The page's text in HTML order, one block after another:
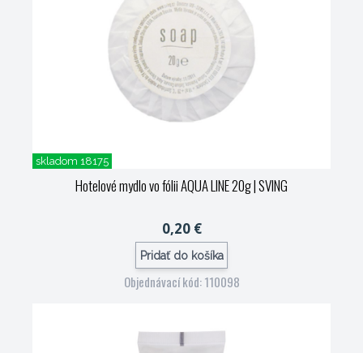
skladom 18175
Hotelové mydlo vo fólii AQUA LINE 20g| SVING
0,20 €
Pridať do košíka
Objednávací kód: 110098